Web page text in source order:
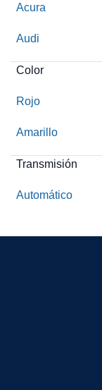
Acura
Audi
Color
Rojo
Amarillo
Transmisión
Automático